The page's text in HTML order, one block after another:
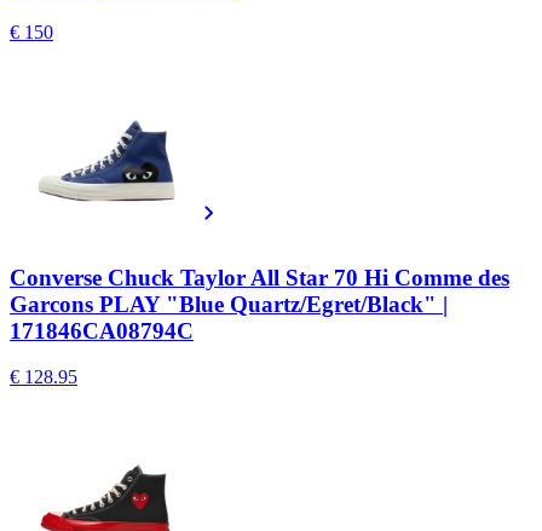
€ 150
Converse Chuck Taylor All Star 70 Hi Comme des
Garcons PLAY "Blue Quartz/Egret/Black" |
171846CA08794C
€ 128.95